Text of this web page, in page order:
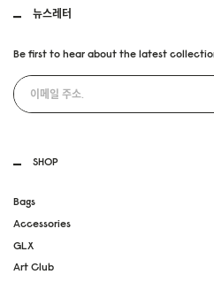
SHOP
Bags
Accessories
GLX
Art Club
뉴스레터
Be first to hear about the latest